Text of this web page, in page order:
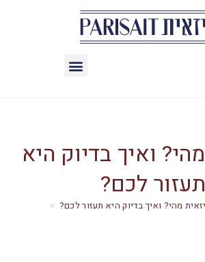
ואיך בדיוק היא
תעזור לכם?
מהי? ואיך בדיוק היא תעזור לכם? >